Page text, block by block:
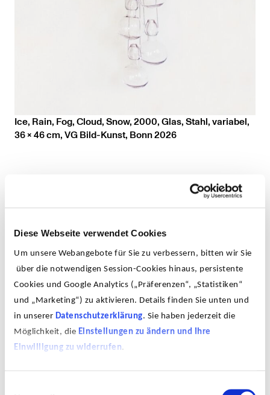
Diese Webseite verwendet Cookies
Um unsere Webangebote für Sie zu verbessern, bitten wir Sie
über die notwendigen Session-Cookies hinaus, persistente
Cookies und Google Analytics („Präferenzen“, „Statistiken“
und „Marketing“) zu aktivieren. Details finden Sie unten und
in unserer Datenschutzerklärung. Sie haben jederzeit die
Möglichkeit, die Einstellungen zu ändern und Ihre
Einwilligung zu widerrufen.
Ice, Rain, Fog, Cloud, Snow, 2000, Glas, Stahl, variabel,
36 x 46 cm, VG Bild-Kunst, Bonn 2026
komponierte er einfache Gehänge. Ihre der Schwerkraft
folgende Gewichtung und ihre tränenförmige
Ausbildung deuten ihre fragile Existenz an. Ein leiser
Anstoß genügt, um die traubenartige Schönheit der
Form zu vernichten, zumal auch das Verlangen nach
Berührung übergroß ist. Wie in seinen Arbeiten zuvor,
besetzt der Künstler auch hier die Formen mit Begriffen.
Auf fünf der sieben Kugeln finden wir je einen Begriff
unterschiedlicher Aggregatzustände von Wasser: Eis,
Regen, Nebel, Wolke, Schnee. Die Installation der